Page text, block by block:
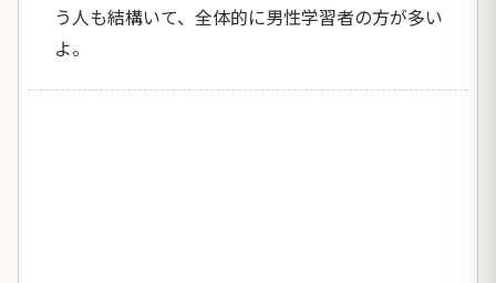
う人も結構いて、全体的に男性学習者の方が多い
よ。